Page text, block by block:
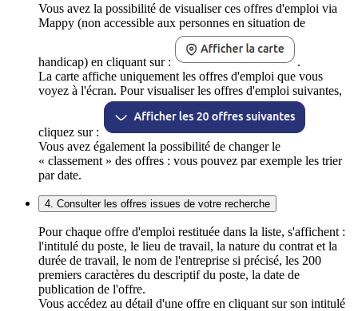
Vous avez la possibilité de visualiser ces offres d'emploi via
Mappy (non accessible aux personnes en situation de
handicap) en cliquant sur :
.
La carte affiche uniquement les offres d'emploi que vous
voyez à l'écran. Pour visualiser les offres d'emploi suivantes,
cliquez sur :
Vous avez également la possibilité de changer le
« classement » des offres : vous pouvez par exemple les trier
par date.
4. Consulter les offres issues de votre recherche
Pour chaque offre d'emploi restituée dans la liste, s'affichent :
l'intitulé du poste, le lieu de travail, la nature du contrat et la
durée de travail, le nom de l'entreprise si précisé, les 200
premiers caractères du descriptif du poste, la date de
publication de l'offre.
Vous accédez au détail d'une offre en cliquant sur son intitulé